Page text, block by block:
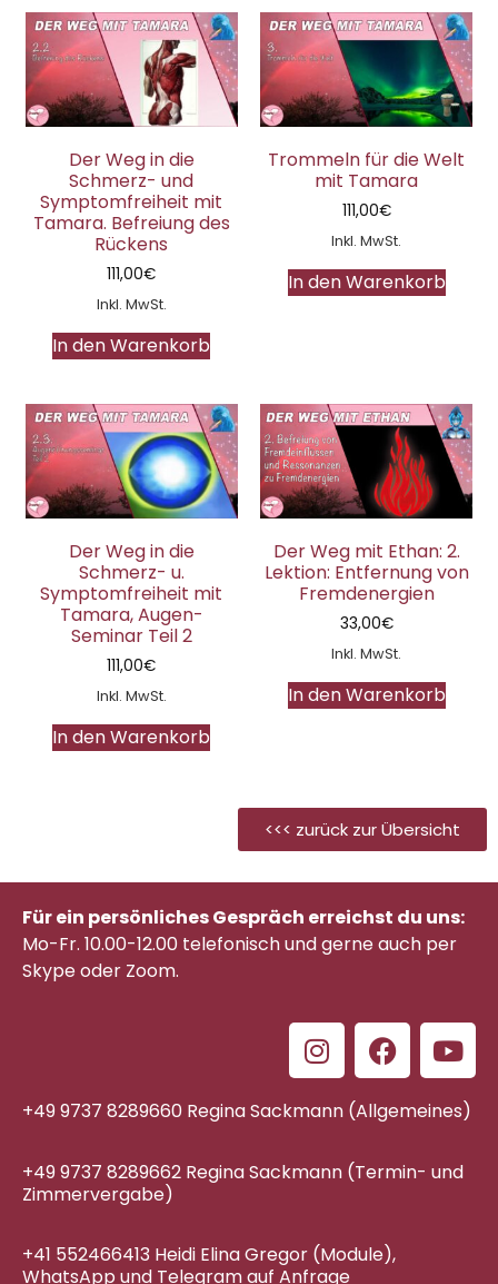
Der Weg in die
Schmerz- und
Symptomfreiheit mit
Tamara. Befreiung des
Rückens
111,00€
Inkl. MwSt.
In den Warenkorb
Trommeln für die Welt
mit Tamara
111,00€
Inkl. MwSt.
In den Warenkorb
Der Weg in die
Schmerz- u.
Symptomfreiheit mit
Tamara, Augen-
Seminar Teil 2
111,00€
Inkl. MwSt.
In den Warenkorb
Der Weg mit Ethan: 2.
Lektion: Entfernung von
Fremdenergien
33,00€
Inkl. MwSt.
In den Warenkorb
<<< zurück zur Übersicht
Für ein persönliches Gespräch erreichst du uns:
Mo-Fr. 10.00-12.00 telefonischund gerne auch per
Skype oder Zoom.
+49 9737 8289660 Regina Sackmann (Allgemeines)
+49 9737 8289662 Regina Sackmann (Termin- und
Zimmervergabe)
+41 552466413 Heidi Elina Gregor (Module),
WhatsApp und Telegram auf Anfrage